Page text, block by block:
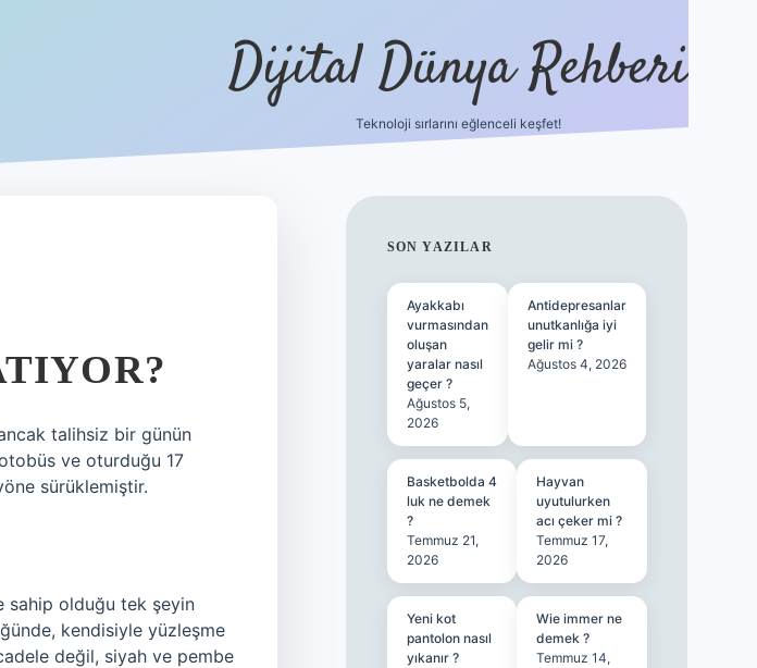
Dijital Dünya Rehberi
Teknoloji sırlarını eğlenceli keşfet!
talihsiz bir günün
ve oturduğu 17
sürüklemiştir.
sahip olduğu tek şeyin
kendisiyle yüzleşme
değil, siyah ve pembe
SIDEBAR
SON YAZILAR
Ayakkabı
vurmasından
oluşan
yaralar nasıl
geçer ?
Ağustos 5,
2026
Antidepresanlar
unutkanlığa iyi
gelir mi ?
Ağustos 4, 2026
Basketbolda 4
luk ne demek
?
Temmuz 21,
2026
Hayvan
uyutulurken
acı çeker mi ?
Temmuz 17,
2026
Yeni kot
pantolon nasıl
yıkanır ?
Wie immer ne
demek ?
Temmuz 14,
tulipbet güncel giriş